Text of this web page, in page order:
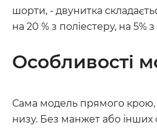
шорти, - двунитка
на 20 % з поліестеру, на 5%
Особливості
Сама модель прямого крою,
низу. Без манжет або інших